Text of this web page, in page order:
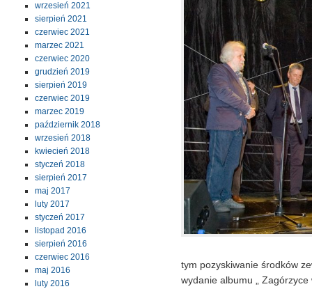
wrzesień 2021
sierpień 2021
czerwiec 2021
marzec 2021
czerwiec 2020
grudzień 2019
sierpień 2019
czerwiec 2019
marzec 2019
październik 2018
wrzesień 2018
kwiecień 2018
styczeń 2018
sierpień 2017
maj 2017
luty 2017
styczeń 2017
listopad 2016
sierpień 2016
czerwiec 2016
maj 2016
luty 2016
tym pozyskiwanie środków
wydanie albumu „